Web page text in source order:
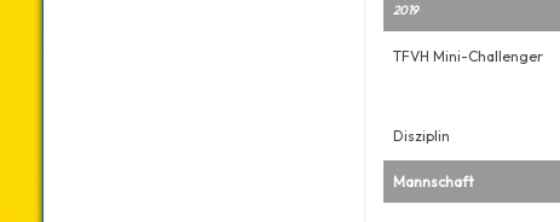
2019
TFVH Mini-Challenger
Disziplin
Mannschaft